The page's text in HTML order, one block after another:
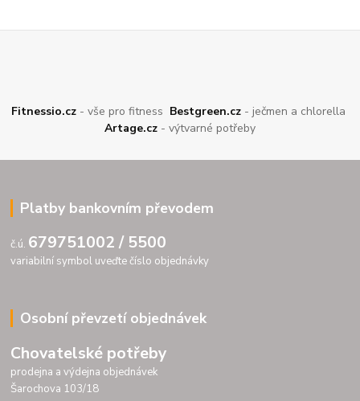
Fitnessio.cz - vše pro fitness Bestgreen.cz - ječmen a chlorella
Artage.cz - výtvarné potřeby
Platby bankovním převodem
č.ú. 679751002 / 5500
variabilní symbol uveďte číslo objednávky
Osobní převzetí objednávek
Chovatelské potřeby
prodejna a výdejna objednávek
Šarochova 103/18